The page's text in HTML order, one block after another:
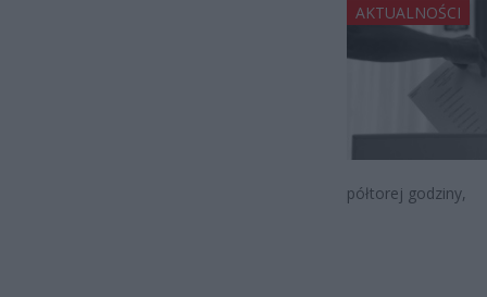
AKTUALNOŚCI
półtorej godziny,